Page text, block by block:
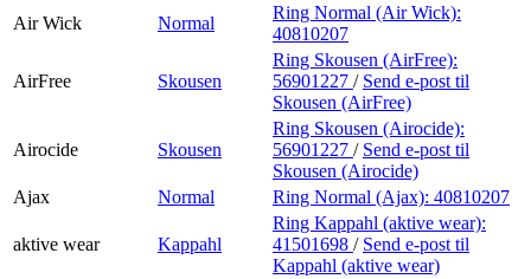
Air Wick
Normal
Ring Normal (Air Wick):
40810207
AirFree Skousen
Ring Skousen (AirFree):
56901227 / Send e-post til
Skousen (AirFree)
Airocide Skousen
Ring Skousen (Airocide):
56901227 / Send e-post til
Skousen (Airocide)
Ajax
Normal Ring Normal (Ajax): 40810207
aktive wear Kappahl
Ring Kappahl (aktive wear):
41501698 / Send e-post til
Kappahl (aktive wear)